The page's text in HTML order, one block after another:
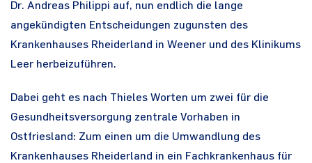
Dr. Andreas Philippi auf, nun endlich die lange
angekündigten Entscheidungen zugunsten des
Krankenhauses Rheiderland in Weener und des Klinikums
Leer herbeizuführen.
Dabei geht es nach Thieles Worten um zwei für die
Gesundheitsversorgung zentrale Vorhaben in
Ostfriesland: Zum einen um die Umwandlung des
Krankenhauses Rheiderland in ein Fachkrankenhaus für